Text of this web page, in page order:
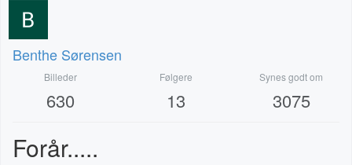
Benthe Sørensen
Billeder
630
Følgere
13
Synes godt om
3075
Forår.....